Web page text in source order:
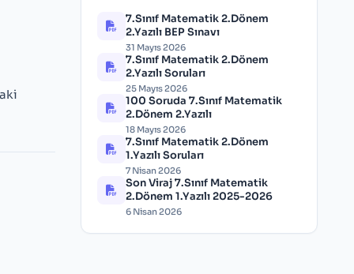
7.Sınıf Matematik 2.Dönem
2.Yazılı BEP Sınavı
31 Mayıs 2026
7.Sınıf Matematik 2.Dönem
2.Yazılı Soruları
25 Mayıs 2026
100 Soruda 7.Sınıf Matematik
2.Dönem 2.Yazılı
18 Mayıs 2026
7.Sınıf Matematik 2.Dönem
1.Yazılı Soruları
7 Nisan 2026
Son Viraj 7.Sınıf Matematik
2.Dönem 1.Yazılı 2025-2026
6 Nisan 2026